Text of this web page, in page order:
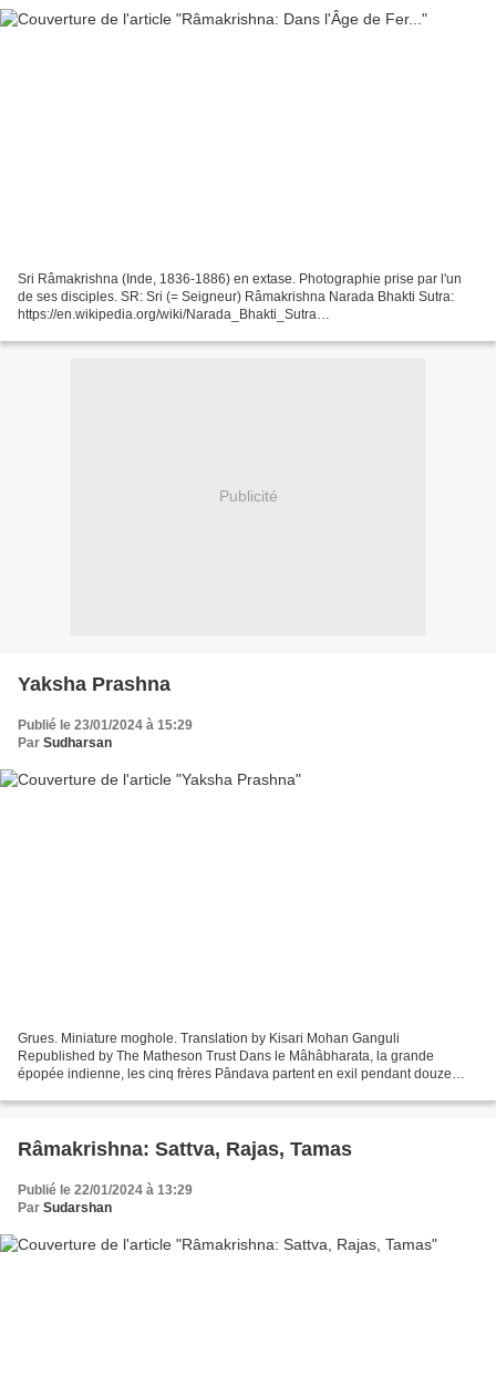
Sri Râmakrishna (Inde, 1836-1886) en extase. Photographie prise par l'un
de ses disciples. SR: Sri (= Seigneur) Râmakrishna Narada Bhakti Sutra:
https://en.wikipedia.org/wiki/Narada_Bhakti_Sutra
with-english-translation/93030292-Narada-Bhakti-Sutra-Sanskrit-Text-With-
Publicité
Yaksha Prashna
Publié le 23/01/2024 à 15:29
Par Sudharsan
Grues. Miniature moghole. Translation by Kisari Mohan Ganguli
Republished by The Matheson Trust Dans le Mâhâbharata, la grande
épopée indienne, les cinq frères Pândava partent en exil pendant douze
Râmakrishna: Sattva, Rajas, Tamas
Publié le 22/01/2024 à 13:29
Par Sudarshan